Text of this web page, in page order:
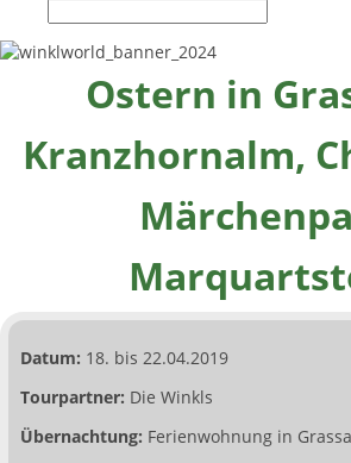
Ostern in
Kranzhornalm,
Datum: 18. bis 22.04.2019
Tourpartner: Die Winkls
Übernachtung: Ferienwohnung in